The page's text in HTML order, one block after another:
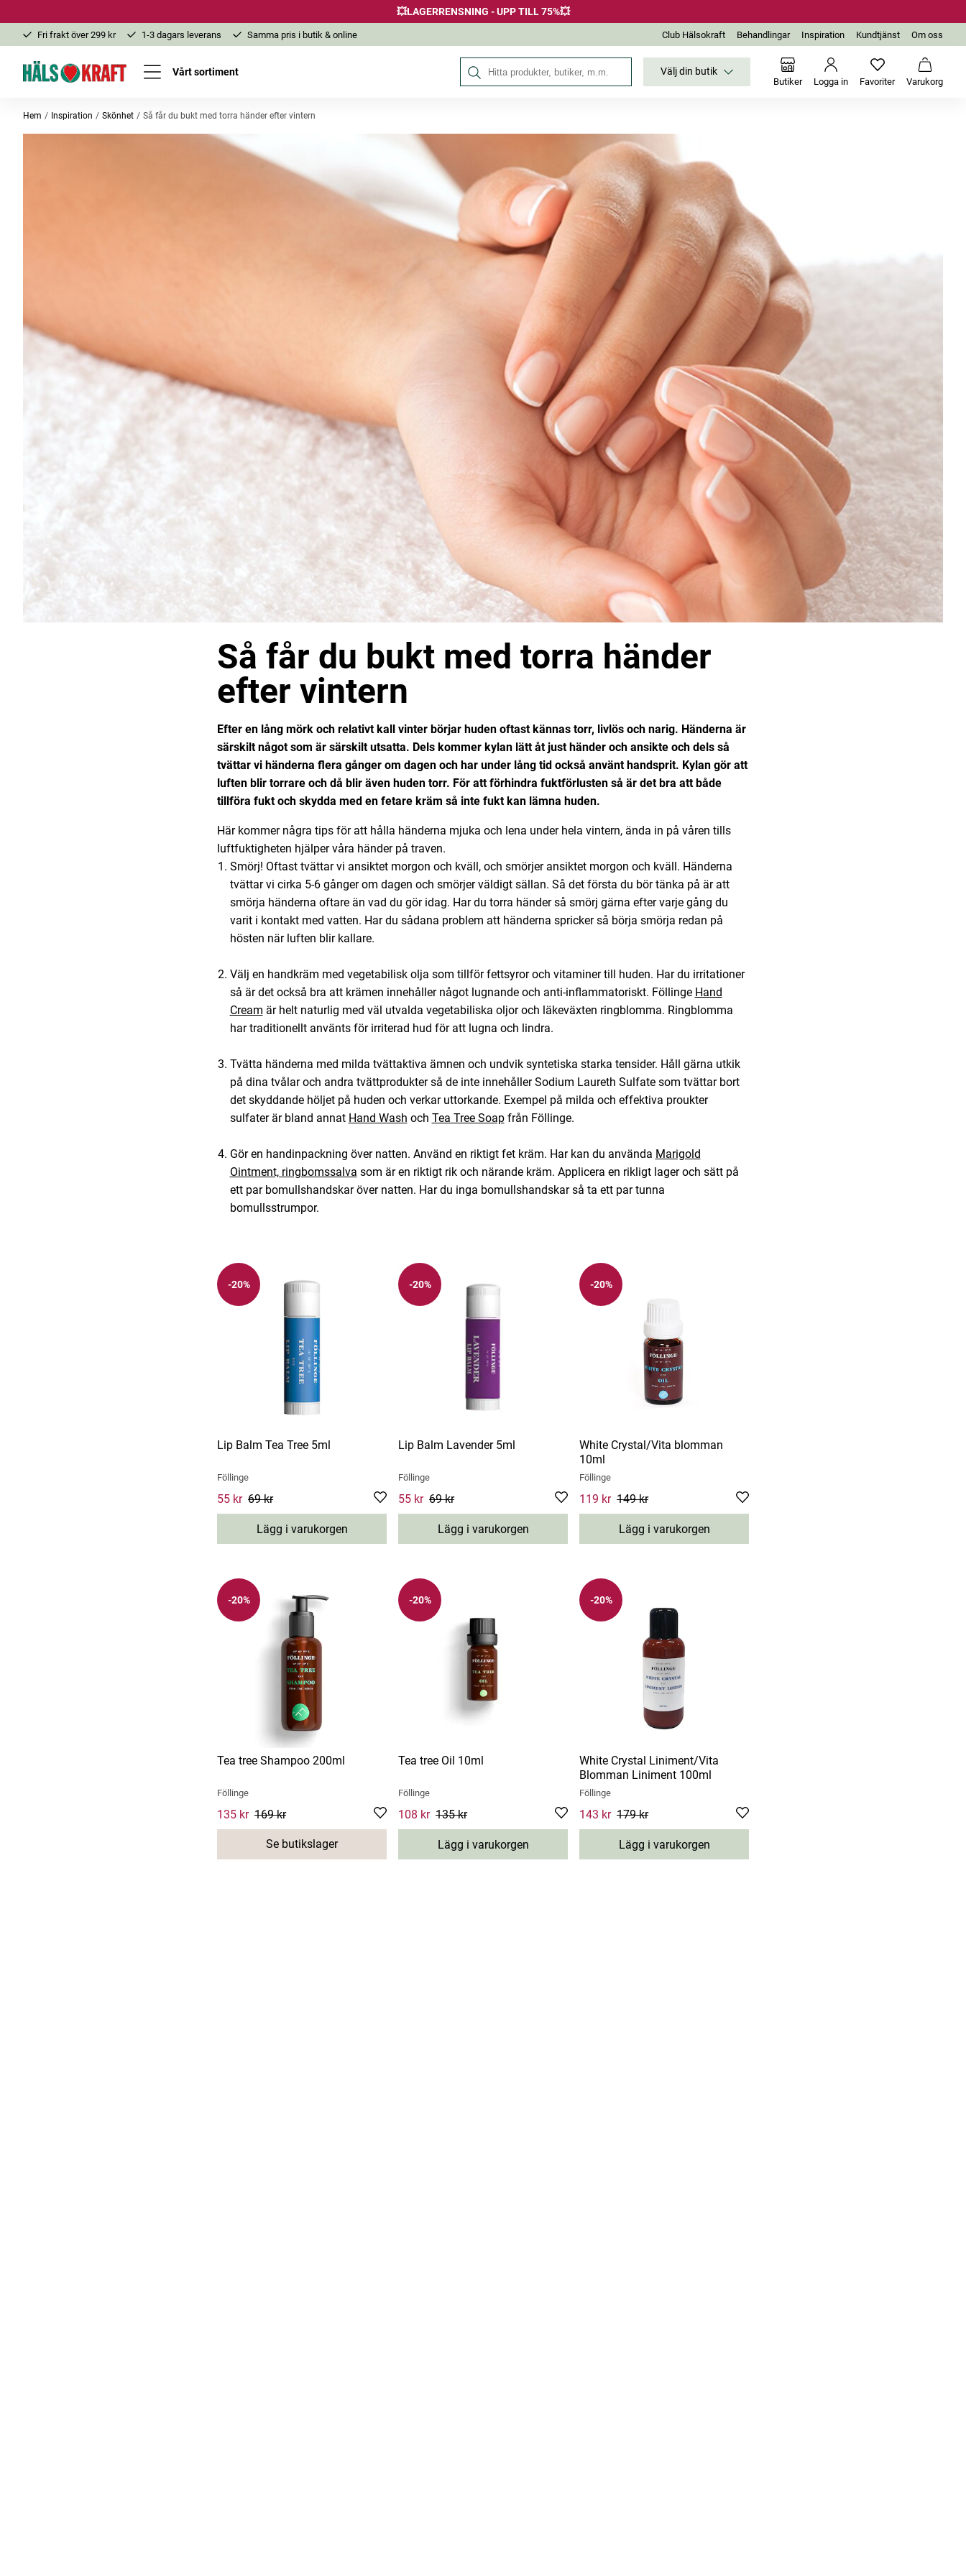
💥LAGERRENSNING - UPP TILL 75%💥
Fri frakt över 299 kr 1-3 dagars leverans Samma pris i butik & online Club Hälsokraft Behandlingar Inspiration Kundtjänst Om oss
Vårt sortiment Sök på Hälsokraft Välj din butik
Butiker Logga in FavoriterInga favoriter
Varukorg
Hem Inspiration Skönhet Så får du bukt med torra händer efter vintern
Så får du bukt med torra händer
efter vintern
Efter en lång mörk och relativt kall vinter börjar huden oftast kännas torr, livlös och narig. Händerna är
särskilt något som är särskilt utsatta. Dels kommer kylan lätt åt just händer och ansikte och dels så
tvättar vi händerna flera gånger om dagen och har under lång tid också använt handsprit. Kylan gör att
luften blir torrare och då blir även huden torr. För att förhindra fuktförlusten så är det bra att både
tillföra fukt och skydda med en fetare kräm så inte fukt kan lämna huden.
Här kommer några tips för att hålla händerna mjuka och lena under hela vintern, ända in på våren tills
luftfuktigheten hjälper våra händer på traven.
Smörj! Oftast tvättar vi ansiktet morgon och kväll, och smörjer ansiktet morgon och kväll. Händerna
tvättar vi cirka 5-6 gånger om dagen och smörjer väldigt sällan. Så det första du bör tänka på är att
smörja händerna oftare än vad du gör idag. Har du torra händer så smörj gärna efter varje gång du
varit i kontakt med vatten. Har du sådana problem att händerna spricker så börja smörja redan på
hösten när luften blir kallare.
Välj en handkräm med vegetabilisk olja som tillför fettsyror och vitaminer till huden. Har du irritationer
så är det också bra att krämen innehåller något lugnande och anti-inflammatoriskt. Föllinge Hand
Cream är helt naturlig med väl utvalda vegetabiliska oljor och läkeväxten ringblomma. Ringblomma
har traditionellt använts för irriterad hud för att lugna och lindra.
Tvätta händerna med milda tvättaktiva ämnen och undvik syntetiska starka tensider. Håll gärna utkik
på dina tvålar och andra tvättprodukter så de inte innehåller Sodium Laureth Sulfate som tvättar bort
det skyddande höljet på huden och verkar uttorkande. Exempel på milda och effektiva proukter
sulfater är bland annat Hand Wash och Tea Tree Soapfrån Föllinge.
Gör en handinpackning över natten. Använd en riktigt fet kräm. Har kan du använda Marigold
Ointment, ringbomssalva som är en riktigt rik och närande kräm. Applicera en rikligt lager och sätt på
ett par bomullshandskar över natten. Har du inga bomullshandskar så ta ett par tunna
bomullsstrumpor.
-20%
Lip Balm Tea Tree 5ml
Föllinge
Current price Previous price:
69 kr
55 kr 69 kr
Lägg i varukorgen
-20%
Lip Balm Lavender 5ml
Föllinge
Current price Previous price:
69 kr
55 kr 69 kr
Lägg i varukorgen
-20%
White Crystal/Vita blomman
10ml
Föllinge
Current price: Previous price
149 kr
119 kr 149 kr
Lägg i varukorgen
-20%
Tea tree Shampoo 200ml
Föllinge
Current price: Previous price
169 kr
135 kr 169 kr
Se butikslager
-20%
Tea tree Oil 10ml
Föllinge
Current price: Previous price
135 kr
108 kr 135 kr
Lägg i varukorgen
-20%
White Crystal Liniment/Vita
Blomman Liniment 100ml
Föllinge
Current price: Previous price
179 kr
143 kr 179 kr
Lägg i varukorgen